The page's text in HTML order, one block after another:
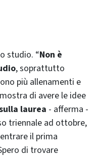
studio. “Non è
, soprattutto
più allenamenti e
di avere le idee
laurea - afferma -
triennale ad ottobre,
il prima
di trovare